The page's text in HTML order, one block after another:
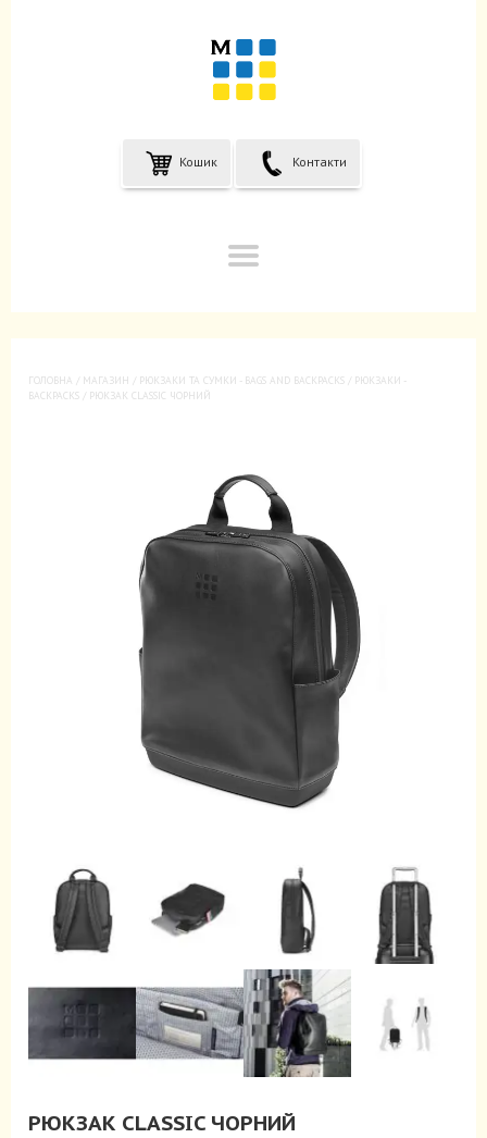
Кошик Контакти
ГОЛОВНА / МАГАЗИН / РЮКЗАКИ ТА CУМКИ - BAGS AND BACKPACKS / РЮКЗАКИ -
BACKPACKS / РЮКЗАК CLASSIC ЧОРНИЙ
РЮКЗАК CLASSIC ЧОРНИЙ